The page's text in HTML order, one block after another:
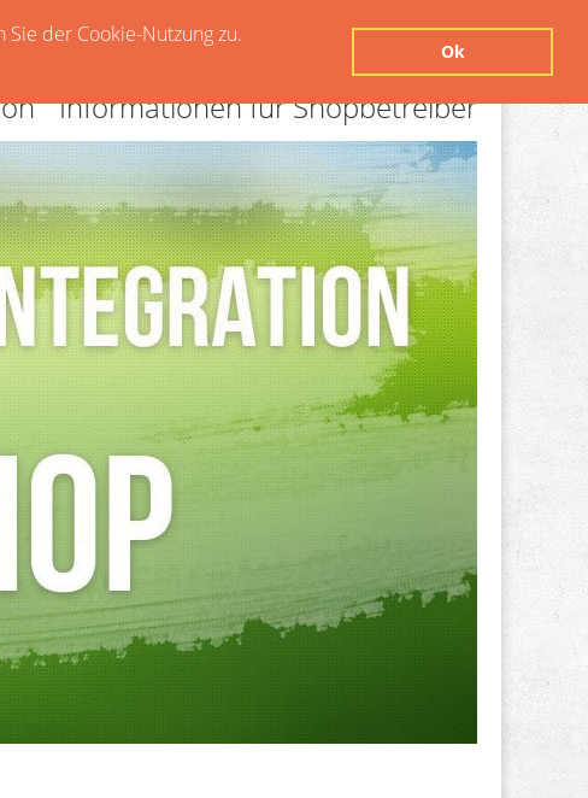
der Cookie-Nutzung zu.
Ok
Informationen für Shopbetreiber